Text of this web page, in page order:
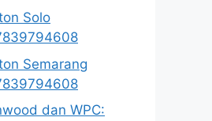
Solo
Semarang
dan WPC: